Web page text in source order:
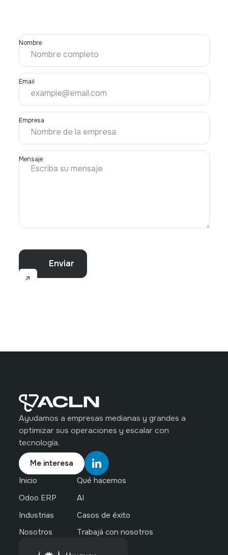
Nombre
Email
Empresa
Mensaje
Ayudamos a empresas medianas y grandes a
optimizar sus operaciones y escalar con
tecnología.
Me interesa
Inicio
Qué hacemos
Odoo ERP
AI
Industrias
Casos de éxito
Nosotros
Trabajá con nosotros